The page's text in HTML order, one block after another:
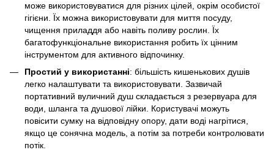
може використовуватися для різних цілей, окрім особистої
гігієни. Їх можна використовувати для миття посуду,
чищення приладдя або навіть поливу рослин. Їх
багатофункціональне використання робить їх цінним
інструментом для активного відпочинку.
Простий у використанні: більшість кишенькових душів
легко налаштувати та використовувати. Зазвичай
портативний вуличний душ складається з резервуара для
води, шланга та душової лійки. Користувачі можуть
повісити сумку на відповідну опору, дати воді нагрітися,
якщо це сонячна модель, а потім за потреби контролювати
потік.